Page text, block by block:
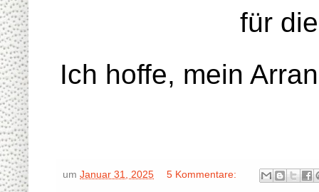
für
Ich hoffe, mein
um Januar 31, 2025 5 Kommentare: